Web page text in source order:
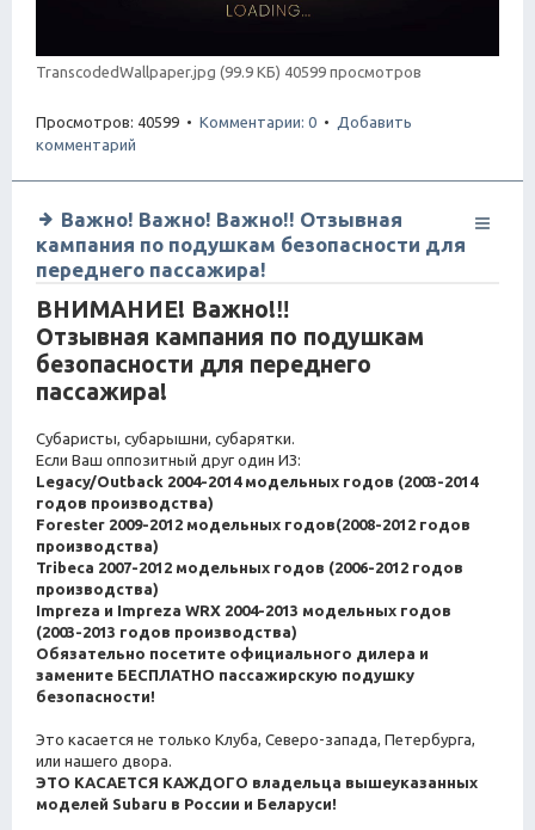
TranscodedWallpaper.jpg (99.9 КБ) 40599 просмотров
Просмотров: 40599 • Комментарии: 0 •
Добавить
комментарий
Важно! Важно! Важно!! Отзывная
кампания по подушкам безопасности для
переднего пассажира!
ВНИМАНИЕ! Важно!‼
Отзывная кампания по подушкам
безопасности для переднего
пассажира!
Субаристы, субарышни, субарятки.
Если Ваш оппозитный друг один ИЗ:
Legacy/Outback 2004-2014 модельных годов (2003-2014
годов производства)
Forester 2009-2012 модельных годов(2008-2012 годов
производства)
Tribeca 2007-2012 модельных годов (2006-2012 годов
производства)
Impreza и Impreza WRX 2004-2013 модельных годов
(2003-2013 годов производства)
Обязательно посетите официального дилера и
замените БЕСПЛАТНО пассажирскую подушку
безопасности!
Это касается не только Клуба, Северо-запада, Петербурга,
или нашего двора.
ЭТО КАСАЕТСЯ КАЖДОГО владельца вышеуказанных
моделей Subaru в России и Беларуси!